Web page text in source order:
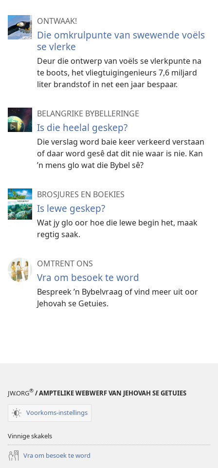
ONTWAAK!
Die omkrulpunte van swewende voëls
se vlerke
Deur die ontwerp van voëls se vlerkpunte na
te boots, het vliegtuigingenieurs 7,6 miljard
liter brandstof in net een jaar bespaar.
BELANGRIKE BYBELLERINGE
Is die heelal geskep?
Die verslag word baie keer verkeerd verstaan
of daar word gesê dat dit nie waar is nie. Kan
’n mens glo wat die Bybel sê?
BROSJURES EN BOEKIES
Is lewe geskep?
Wat jy glo oor hoe die lewe begin het, maak
regtig saak.
OMTRENT ONS
Vra om besoek te word
Bespreek ’n Bybelvraag of vind meer uit oor
Jehovah se Getuies.
JW.ORG® / AMPTELIKE WEBWERF VAN JEHOVAH SE GETUIES
Voorkoms-instellings
Vinnige skakels
Vra om besoek te word